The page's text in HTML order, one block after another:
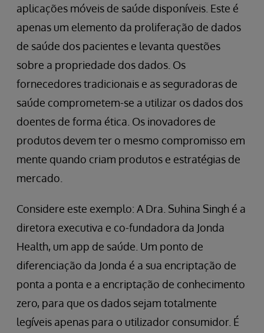
aplicações móveis de saúde disponíveis. Este é
apenas um elemento da proliferação de dados
de saúde dos pacientes e levanta questões
sobre a propriedade dos dados. Os
fornecedores tradicionais e as seguradoras de
saúde comprometem-se a utilizar os dados dos
doentes de forma ética. Os inovadores de
produtos devem ter o mesmo compromisso em
mente quando criam produtos e estratégias de
mercado.
Considere este exemplo: A Dra. Suhina Singh é a
diretora executiva e co-fundadora da Jonda
Health, um app de saúde. Um ponto de
diferenciação da Jonda é a sua encriptação de
ponta a ponta e a encriptação de conhecimento
zero, para que os dados sejam totalmente
legíveis apenas para o utilizador consumidor. É